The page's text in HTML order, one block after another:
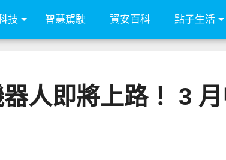
技 智慧駕駛 資安百科 點子生活
人即將上路！ 3